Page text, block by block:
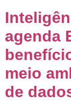
agenda
meio
de